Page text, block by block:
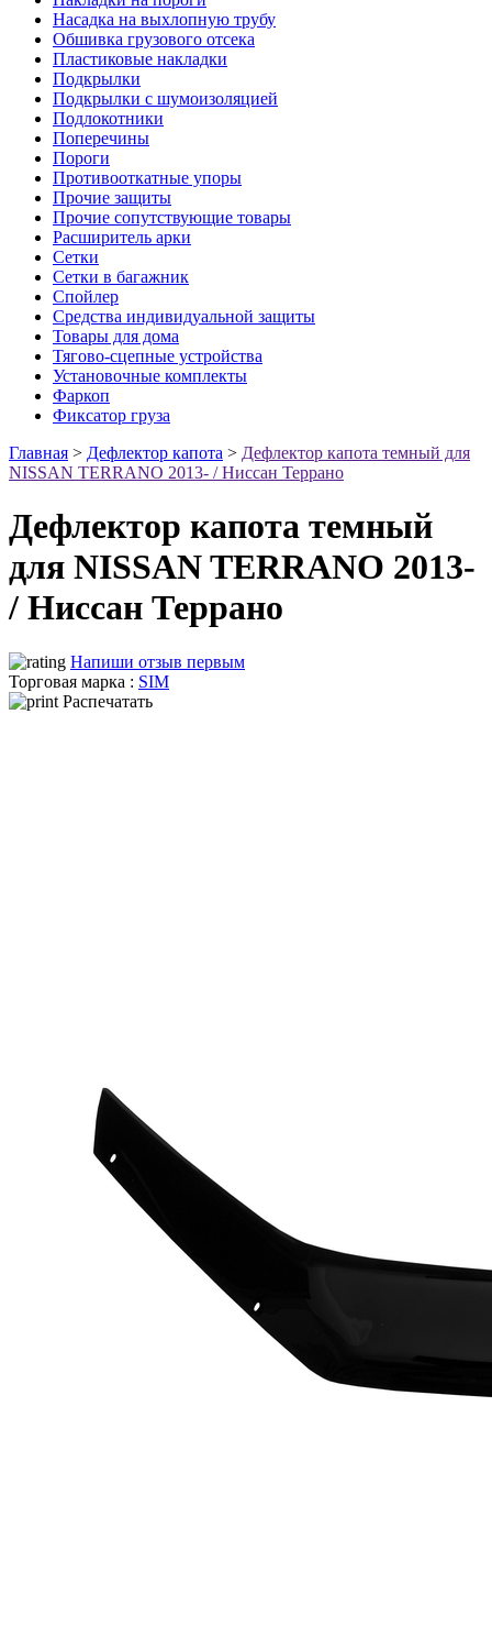
Насадка на выхлопную трубу
Обшивка грузового отсека
Пластиковые накладки
Подкрылки
Подкрылки с шумоизоляцией
Подлокотники
Поперечины
Пороги
Противооткатные упоры
Прочие защиты
Прочие сопутствующие товары
Расширитель арки
Сетки
Сетки в багажник
Спойлер
Средства индивидуальной защиты
Товары для дома
Тягово-сцепные устройства
Установочные комплекты
Фаркоп
Фиксатор груза
Главная > Дефлектор капота > Дефлектор капота темный для
NISSAN TERRANO 2013- / Ниссан Террано
Дефлектор капота темный
для NISSAN TERRANO 2013-
/ Ниссан Террано
Напиши отзыв первым
Торговая марка : SIM
Распечатать